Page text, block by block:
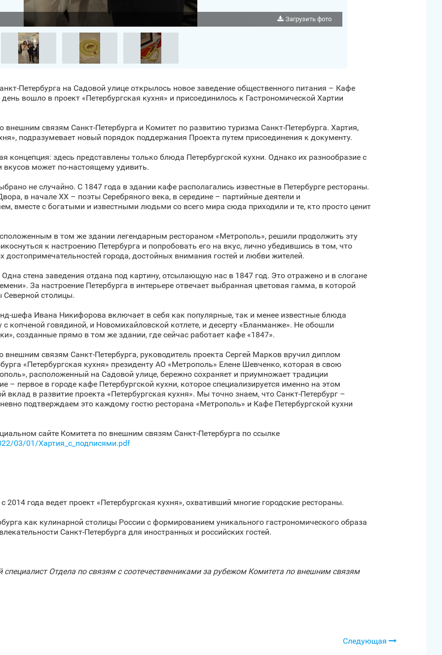
Загрузить фото
на Садовой улице открылось новое заведение общественного питания – Кафе
вошло в проект «Петербургская кухня» и присоединилось к Гастрономической Хартии
связям Санкт‑Петербурга и Комитет по развитию туризма Санкт‑Петербурга. Хартия,
подразумевает новый порядок поддержания Проекта путем присоединения к документу.
концепция: здесь представлены только блюда Петербургской кухни. Однако их разнообразие с
вкусов может по-настоящему удивить.
не случайно. С 1847 года в здании кафе располагались известные в Петербурге рестораны.
в начале XX – поэты Серебряного века, в середине – партийные деятели и
вместе с богатыми и известными людьми со всего мира сюда приходили и те, кто просто ценит
в том же здании легендарным рестораном «Метрополь», решили продолжить эту
к настроению Петербурга и попробовать его на вкус, лично убедившись в том, что
достопримечательностей города, достойных внимания гостей и любви жителей.
стена заведения отдана под картину, отсылающую нас в 1847 год. Это отражено и в слогане
За настроение Петербурга в интерьере отвечает выбранная цветовая гамма, в которой
Северной столицы.
шефа Ивана Никифорова включает в себя как популярные, так и менее известные блюда
с копченой говядиной, и Новомихайловской котлете, и десерту «Бланманже». Не обошли
созданные прямо в том же здании, где сейчас работает кафе «1847».
внешним связям Санкт‑Петербурга, руководитель проекта Сергей Марков вручил диплом
«Петербургская кухня» президенту АО «Метрополь» Елене Шевченко, которая в свою
расположенный на Садовой улице, бережно сохраняет и приумножает традиции
– первое в городе кафе Петербургской кухни, которое специализируется именно на этом
в развитие проекта «Петербургская кухня». Мы точно знаем, что Санкт‑Петербург –
подтверждаем это каждому гостю ресторана «Метрополь» и Кафе Петербургской кухни
сайте Комитета по внешним связям Санкт‑Петербурга по ссылке
03/01/Хартия_с_подписями.pdf
года ведет проект «Петербургская кухня», охвативший многие городские рестораны.
как кулинарной столицы России с формированием уникального гастрономического образа
Санкт‑Петербурга для иностранных и российских гостей.
Отдела по связям с соотечественниками за рубежом Комитета по внешним связям
Следующая